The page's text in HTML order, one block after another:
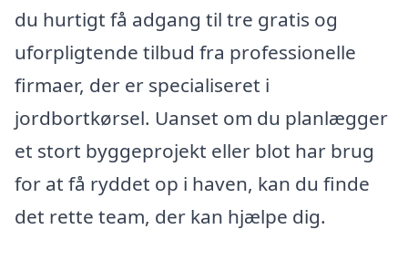
du hurtigt få adgang til tre gratis og
uforpligtende tilbud fra professionelle
firmaer, der er specialiseret i
jordbortkørsel. Uanset om du planlægger
et stort byggeprojekt eller blot har brug
for at få ryddet op i haven, kan du finde
det rette team, der kan hjælpe dig.